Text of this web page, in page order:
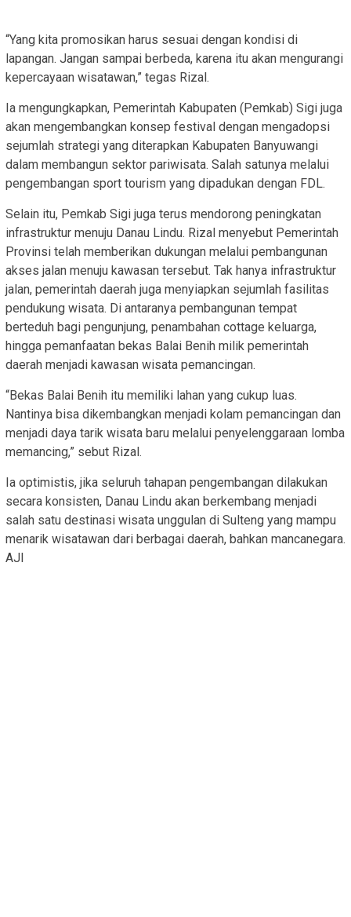
“Yang kita promosikan harus sesuai dengan kondisi di
lapangan. Jangan sampai berbeda, karena itu akan mengurangi
kepercayaan wisatawan,” tegas Rizal.
Ia mengungkapkan, Pemerintah Kabupaten (Pemkab) Sigi juga
akan mengembangkan konsep festival dengan mengadopsi
sejumlah strategi yang diterapkan Kabupaten Banyuwangi
dalam membangun sektor pariwisata. Salah satunya melalui
pengembangan sport tourism yang dipadukan dengan FDL.
Selain itu, Pemkab Sigi juga terus mendorong peningkatan
infrastruktur menuju Danau Lindu. Rizal menyebut Pemerintah
Provinsi telah memberikan dukungan melalui pembangunan
akses jalan menuju kawasan tersebut. Tak hanya infrastruktur
jalan, pemerintah daerah juga menyiapkan sejumlah fasilitas
pendukung wisata. Di antaranya pembangunan tempat
berteduh bagi pengunjung, penambahan cottage keluarga,
hingga pemanfaatan bekas Balai Benih milik pemerintah
daerah menjadi kawasan wisata pemancingan.
“Bekas Balai Benih itu memiliki lahan yang cukup luas.
Nantinya bisa dikembangkan menjadi kolam pemancingan dan
menjadi daya tarik wisata baru melalui penyelenggaraan lomba
memancing,” sebut Rizal.
Ia optimistis, jika seluruh tahapan pengembangan dilakukan
secara konsisten, Danau Lindu akan berkembang menjadi
salah satu destinasi wisata unggulan di Sulteng yang mampu
menarik wisatawan dari berbagai daerah, bahkan mancanegara.
AJI